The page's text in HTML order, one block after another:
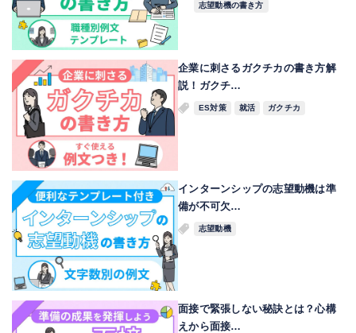
志望動機の書き方
企業に刺さるガクチカの書き方解
説！ガクチ…
ES対策 就活 ガクチカ
インターンシップの志望動機は準
備が不可欠…
志望動機
面接で緊張しない秘訣とは？心構
えから面接…